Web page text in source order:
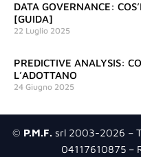
DATA GOVERNANCE:
[GUIDA]
22 Luglio 2025
PREDICTIVE ANALYSIS:
L’ADOTTANO
24 Giugno 2025
© P.M.F. srl 2003-2026 –
04117610875 –